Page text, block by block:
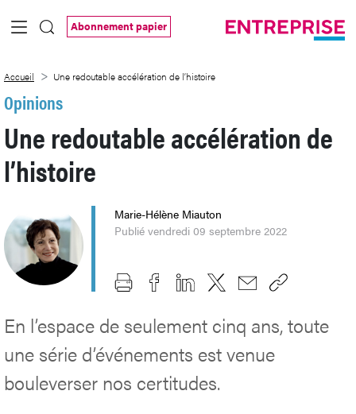
Saut au contenu principal
Abonnement papier
Accueil Une redoutable accélération de l’histoire
Opinions
Une redoutable accélération de
l’histoire
Marie-Hélène Miauton
Publié vendredi 09 septembre 2022
En l’espace de seulement cinq ans, toute
une série d’événements est venue
bouleverser nos certitudes.